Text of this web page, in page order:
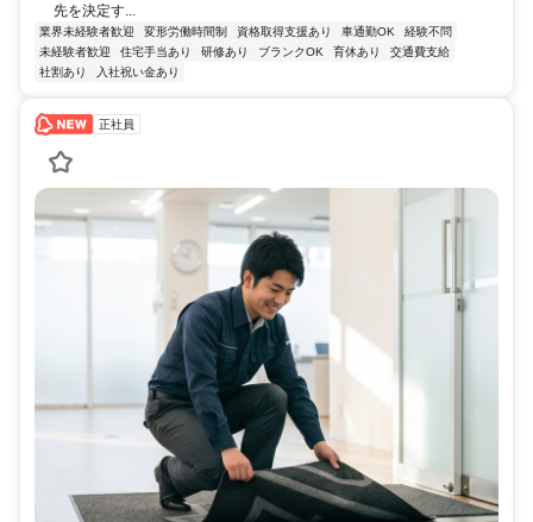
先を決定す...
業界未経験者歓迎 変形労働時間制 資格取得支援あり 車通勤OK
経験不問
未経験者歓迎
住宅手当あり 研修あり ブランクOK 育休あり
交通費支給
社割あり
入社祝い金あり
正社員